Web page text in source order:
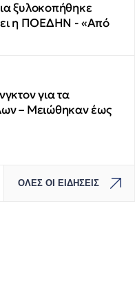
ξυλοκοπήθηκε
η ΠΟΕΔΗΝ - «Από
για τα
– Μειώθηκαν έως
ΟΛΕΣ ΟΙ ΕΙΔΗΣΕΙΣ